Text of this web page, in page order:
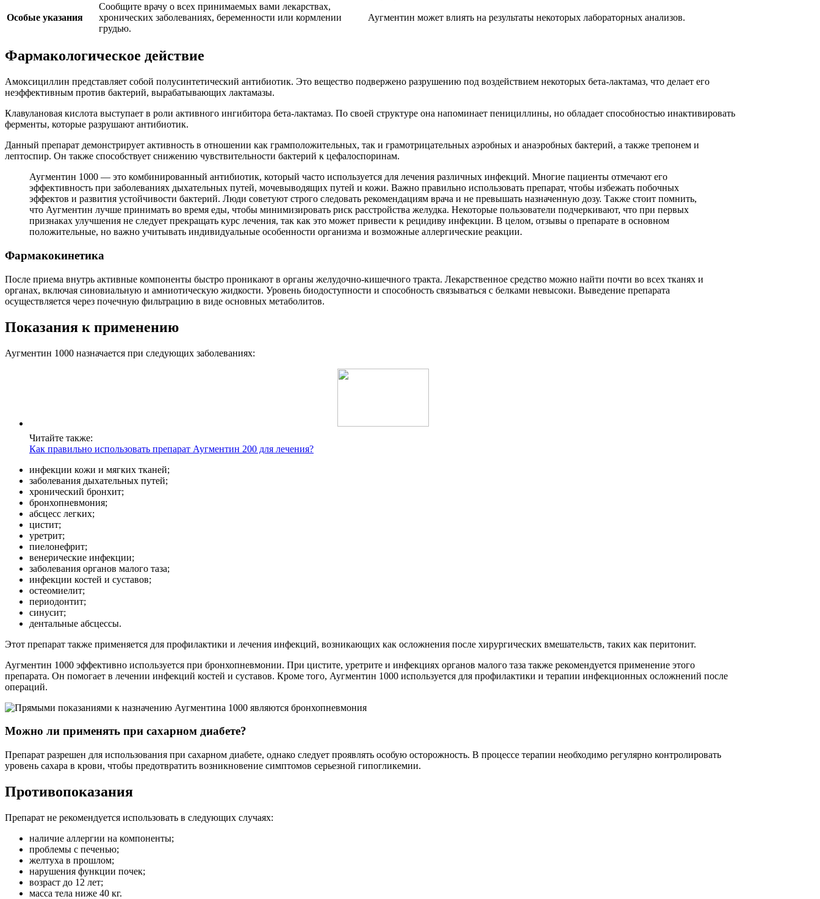
Особые указания
Сообщите врачу о всех принимаемых вами лекарствах,
хронических заболеваниях, беременности или кормлении
грудью.
Аугментин может влиять на результаты некоторых лабораторных анализов.
Фармакологическое действие
Амоксициллин представляет собой полусинтетический антибиотик. Это вещество подвержено разрушению под воздействием некоторых бета-лактамаз, что делает его
неэффективным против бактерий, вырабатывающих лактамазы.
Клавулановая кислота выступает в роли активного ингибитора бета-лактамаз. По своей структуре она напоминает пенициллины, но обладает способностью инактивировать
ферменты, которые разрушают антибиотик.
Данный препарат демонстрирует активность в отношении как грамположительных, так и грамотрицательных аэробных и анаэробных бактерий, а также трепонем и
лептоспир. Он также способствует снижению чувствительности бактерий к цефалоспоринам.
Аугментин 1000 — это комбинированный антибиотик, который часто используется для лечения различных инфекций. Многие пациенты отмечают его
эффективность при заболеваниях дыхательных путей, мочевыводящих путей и кожи. Важно правильно использовать препарат, чтобы избежать побочных
эффектов и развития устойчивости бактерий. Люди советуют строго следовать рекомендациям врача и не превышать назначенную дозу. Также стоит помнить,
что Аугментин лучше принимать во время еды, чтобы минимизировать риск расстройства желудка. Некоторые пользователи подчеркивают, что при первых
признаках улучшения не следует прекращать курс лечения, так как это может привести к рецидиву инфекции. В целом, отзывы о препарате в основном
положительные, но важно учитывать индивидуальные особенности организма и возможные аллергические реакции.
Фармакокинетика
После приема внутрь активные компоненты быстро проникают в органы желудочно-кишечного тракта. Лекарственное средство можно найти почти во всех тканях и
органах, включая синовиальную и амниотическую жидкости. Уровень биодоступности и способность связываться с белками невысоки. Выведение препарата
осуществляется через почечную фильтрацию в виде основных метаболитов.
Показания к применению
Аугментин 1000 назначается при следующих заболеваниях:
Читайте также:
Как правильно использовать препарат Аугментин 200 для лечения?
инфекции кожи и мягких тканей;
заболевания дыхательных путей;
хронический бронхит;
бронхопневмония;
абсцесс легких;
цистит;
уретрит;
пиелонефрит;
венерические инфекции;
заболевания органов малого таза;
инфекции костей и суставов;
остеомиелит;
периодонтит;
синусит;
дентальные абсцессы.
Этот препарат также применяется для профилактики и лечения инфекций, возникающих как осложнения после хирургических вмешательств, таких как перитонит.
Аугментин 1000 эффективно используется при бронхопневмонии. При цистите, уретрите и инфекциях органов малого таза также рекомендуется применение этого
препарата. Он помогает в лечении инфекций костей и суставов. Кроме того, Аугментин 1000 используется для профилактики и терапии инфекционных осложнений после
операций.
Можно ли применять при сахарном диабете?
Препарат разрешен для использования при сахарном диабете, однако следует проявлять особую осторожность. В процессе терапии необходимо регулярно контролировать
уровень сахара в крови, чтобы предотвратить возникновение симптомов серьезной гипогликемии.
Противопоказания
Препарат не рекомендуется использовать в следующих случаях:
наличие аллергии на компоненты;
проблемы с печенью;
желтуха в прошлом;
нарушения функции почек;
возраст до 12 лет;
масса тела ниже 40 кг.